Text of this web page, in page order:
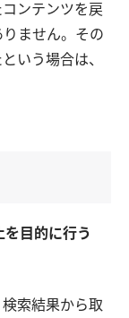
ンテンツを戻
ません。その
いう場合は、
目的に行う
索結果から取